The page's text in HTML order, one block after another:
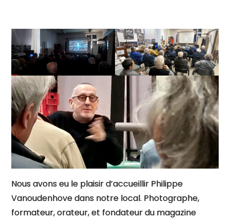
Nous avons eu le plaisir d’accueillir Philippe
Vanoudenhove dans notre local. Photographe,
formateur, orateur, et fondateur du magazine